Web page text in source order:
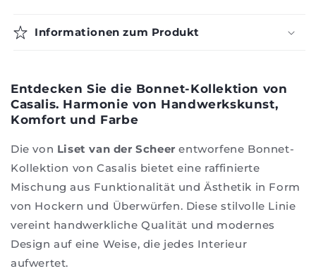
Informationen zum Produkt
Entdecken Sie die Bonnet-Kollektion von
Casalis. Harmonie von Handwerkskunst,
Komfort und Farbe
Die von Liset van der Scheer entworfene Bonnet-
Kollektion von Casalis bietet eine raffinierte
Mischung aus Funktionalität und Ästhetik in Form
von Hockern und Überwürfen. Diese stilvolle Linie
vereint handwerkliche Qualität und modernes
Design auf eine Weise, die jedes Interieur
aufwertet.